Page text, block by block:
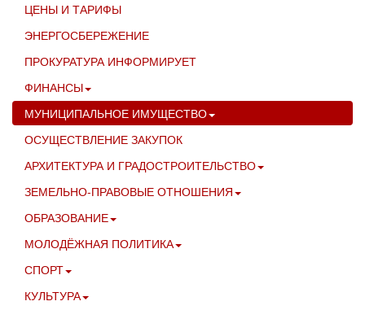
ЦЕНЫ И ТАРИФЫ
ЭНЕРГОСБЕРЕЖЕНИЕ
ПРОКУРАТУРА ИНФОРМИРУЕТ
ФИНАНСЫ
МУНИЦИПАЛЬНОЕ ИМУЩЕСТВО
ОСУЩЕСТВЛЕНИЕ ЗАКУПОК
АРХИТЕКТУРА И ГРАДОСТРОИТЕЛЬСТВО
ЗЕМЕЛЬНО-ПРАВОВЫЕ ОТНОШЕНИЯ
ОБРАЗОВАНИЕ
МОЛОДЁЖНАЯ ПОЛИТИКА
СПОРТ
КУЛЬТУРА